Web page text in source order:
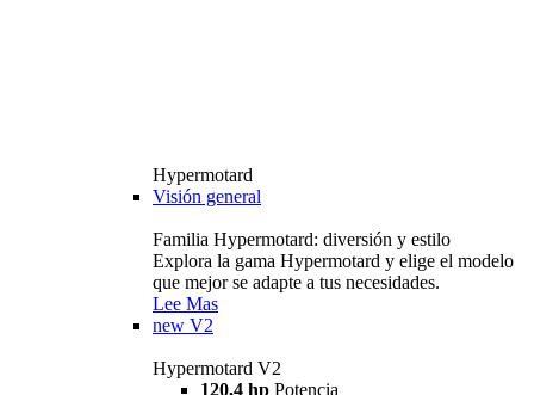
Hypermotard
Visión general
Familia Hypermotard: diversión y estilo
Explora la gama Hypermotard y elige el modelo
que mejor se adapte a tus necesidades.
Lee Mas
new V2
Hypermotard V2
120,4 hp Potencia